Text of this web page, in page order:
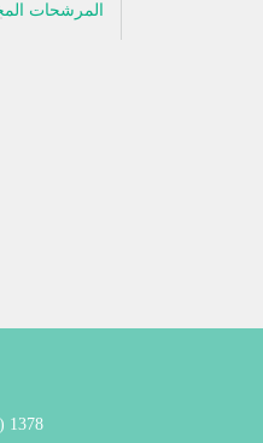
المرشحات
1378 (Thailand Only)